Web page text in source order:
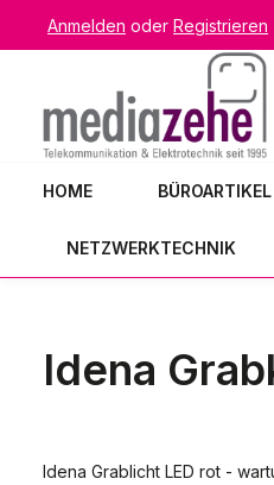
Hauptinhalt springen
Zur Suche springen
Zur Hauptnavigation springen
Anmelden oder Registrieren
HOME BÜROARTIKEL
NETZWERKTECHNIK
Idena
Idena Grablicht LED rot -